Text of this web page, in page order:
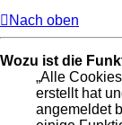
Nach oben
Wozu ist die
„Alle
erstellt hat
angemeldet